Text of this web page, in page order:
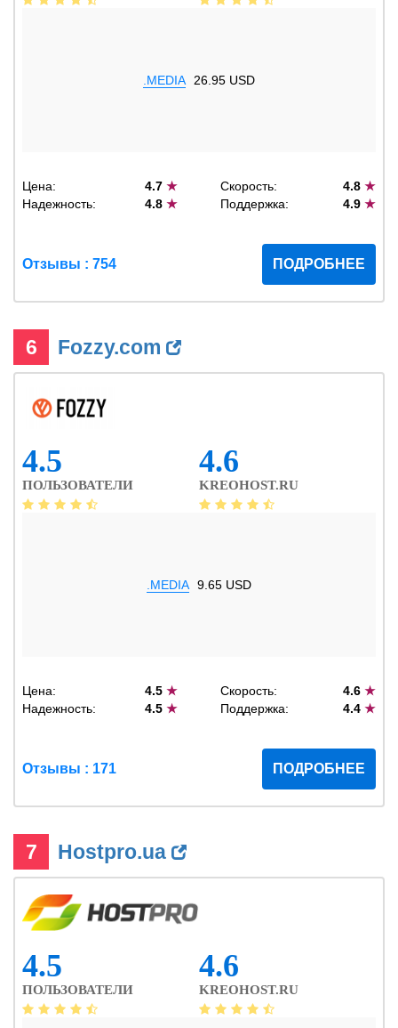
.MEDIA 26.95 USD
Цена: 4.7★ Скорость: 4.8 ★
Надежность:
4.8★ Поддержка: 4.9 ★
Отзывы : 754 ПОДРОБНЕЕ
6 Fozzy.com
4.5
ПОЛЬЗОВАТЕЛИ
4.6
KREOHOST.RU
.MEDIA 9.65 USD
Цена: 4.5★ Скорость: 4.6 ★
Надежность:
4.5★ Поддержка: 4.4 ★
Отзывы : 171 ПОДРОБНЕЕ
7 Hostpro.ua
4.5
ПОЛЬЗОВАТЕЛИ
4.6
KREOHOST.RU